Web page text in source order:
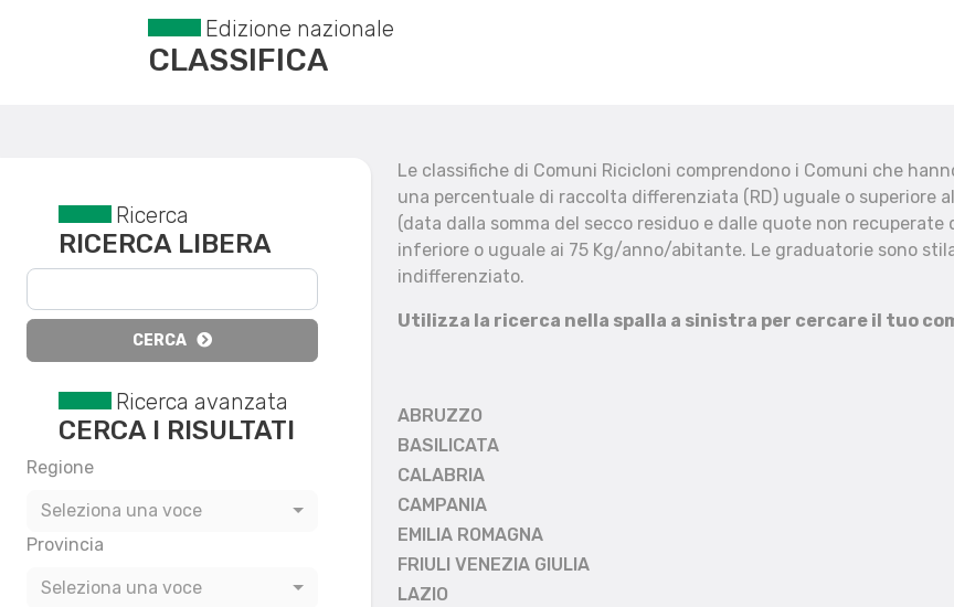
Edizione nazionale
CLASSIFICA
Reset filtri
Ricerca
RICERCA LIBERA
CERCA
Ricerca avanzata
CERCA I RISULTATI
Regione
Seleziona una voce
Provincia
Seleziona una voce
Le classifiche di Comuni Ricicloni comprendono i Comuni che
una percentuale di raccolta differenziata (RD) uguale o superiore
(data dalla somma del secco residuo e dalle quote non
inferiore o uguale ai 75 Kg/anno/abitante. Le graduatorie sono
indifferenziato.
Utilizza la ricerca nella spalla a sinistra per cercare il tuo
ABRUZZO
BASILICATA
CALABRIA
CAMPANIA
EMILIA ROMAGNA
FRIULI VENEZIA GIULIA
LAZIO